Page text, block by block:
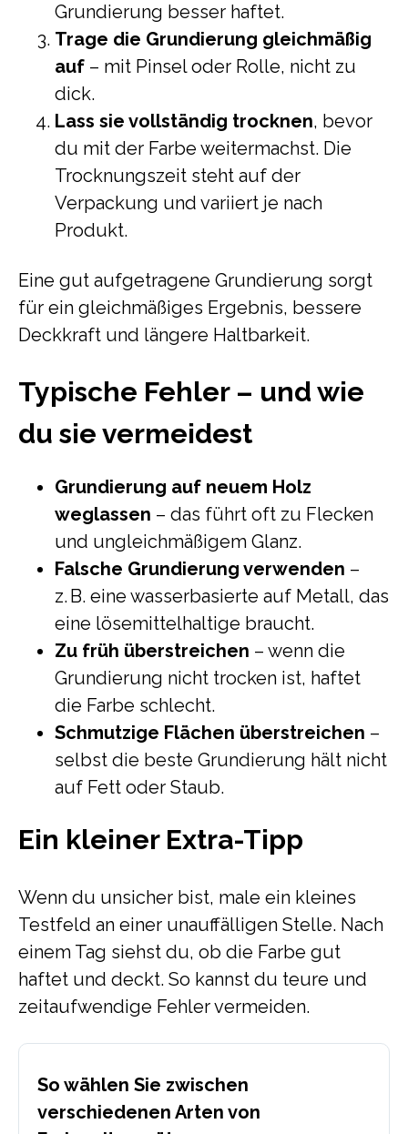
Grundierung besser haftet.
Trage die Grundierung gleichmäßig
auf – mit Pinsel oder Rolle, nicht zu
dick.
Lass sie vollständig trocknen, bevor
du mit der Farbe weitermachst. Die
Trocknungszeit steht auf der
Verpackung und variiert je nach
Produkt.
Eine gut aufgetragene Grundierung sorgt
für ein gleichmäßiges Ergebnis, bessere
Deckkraft und längere Haltbarkeit.
Typische Fehler – und wie
du sie vermeidest
Grundierung auf neuem Holz
weglassen – das führt oft zu Flecken
und ungleichmäßigem Glanz.
Falsche Grundierung verwenden –
z. B. eine wasserbasierte auf Metall, das
eine lösemittelhaltige braucht.
Zu früh überstreichen – wenn die
Grundierung nicht trocken ist, haftet
die Farbe schlecht.
Schmutzige Flächen überstreichen –
selbst die beste Grundierung hält nicht
auf Fett oder Staub.
Ein kleiner Extra-Tipp
Wenn du unsicher bist, male ein kleines
Testfeld an einer unauffälligen Stelle. Nach
einem Tag siehst du, ob die Farbe gut
haftet und deckt. So kannst du teure und
zeitaufwendige Fehler vermeiden.
So wählen Sie zwischen
verschiedenen Arten von